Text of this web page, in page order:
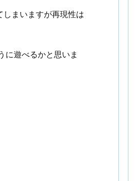
まいますが再現性は
に遊べるかと思いま